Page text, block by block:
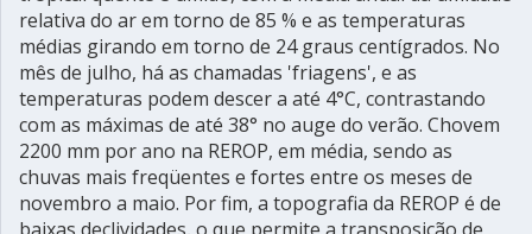
relativa do ar em torno de 85 % e as temperaturas
médias girando em torno de 24 graus centígrados. No
mês de julho, há as chamadas 'friagens', e as
temperaturas podem descer a até 4°C, contrastando
com as máximas de até 38° no auge do verão. Chovem
2200 mm por ano na REROP, em média, sendo as
chuvas mais freqüentes e fortes entre os meses de
novembro a maio. Por fim, a topografia da REROP é de
baixas declividades, o que permite a transposição de